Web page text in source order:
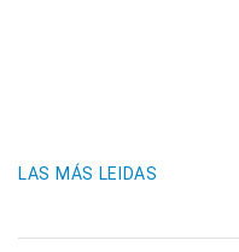
LAS MÁS LEIDAS